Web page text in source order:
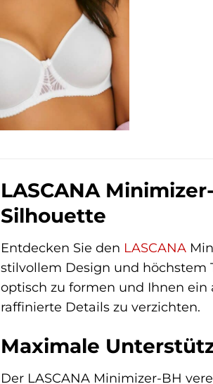
LASCANA
Silhouette
Entdecken Sie den LASCANA
stilvollem Design und höchstem
optisch zu formen und Ihnen ein
raffinierte Details zu verzichten.
Maximale
Der LASCANA Minimizer-BH